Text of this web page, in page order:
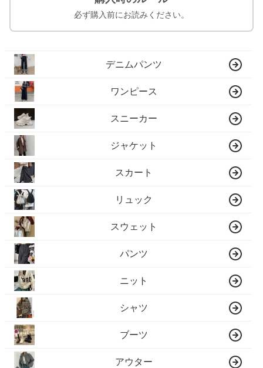
必ず購入前にお読みください。
デニムパンツ
ワンピース
スニーカー
ジャケット
スカート
リュック
スウェット
パンツ
ニット
シャツ
ブーツ
アウター